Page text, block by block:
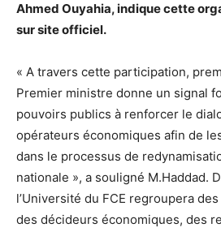
Ahmed Ouyahia, indique cette
sur site officiel.
« A travers cette participation,
Premier ministre donne un signal
pouvoirs publics à renforcer le
opérateurs économiques afin de
dans le processus de
nationale », a souligné M.Haddad.
l’Université du FCE regroupera
des décideurs économiques, des